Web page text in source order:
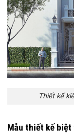
Thiết kế
Mẫu thiết kế